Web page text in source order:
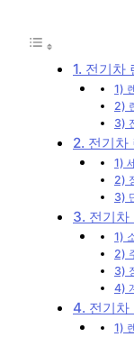
1. 전기차
1)
2)
3)
2. 전기차
1)
2)
3)
3. 전기차
1)
2)
3)
4)
4. 전기차
1)